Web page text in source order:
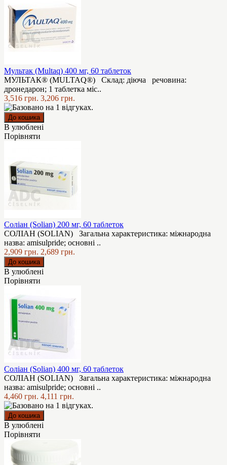
Мультак (Multaq) 400 мг, 60 таблеток
МУЛЬТАК® (MULTAQ®) Склад: діюча речовина:
дронедарон; 1 таблетка міс..
3,516 грн. 3,206 грн.
В улюблені
Порівняти
Соліан (Solian) 200 мг, 60 таблеток
СОЛІАН (SOLIAN) Загальна характеристика: міжнародна
назва: аmisulpride; основні ..
2,909 грн. 2,689 грн.
В улюблені
Порівняти
Соліан (Solian) 400 мг, 60 таблеток
СОЛІАН (SOLIAN) Загальна характеристика: міжнародна
назва: аmisulpride; основні ..
4,460 грн. 4,111 грн.
В улюблені
Порівняти